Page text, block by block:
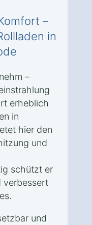
–
in
–
erheblich
in
hier den
und
schützt er
verbessert
und